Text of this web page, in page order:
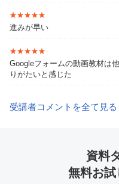
★★★★★
★★★★★
進みが早い
★★★★★
★★★★★
Googleフォームの動画教材は
りがたいと感じた
受講者コメントを全て見る
資料
無料お試